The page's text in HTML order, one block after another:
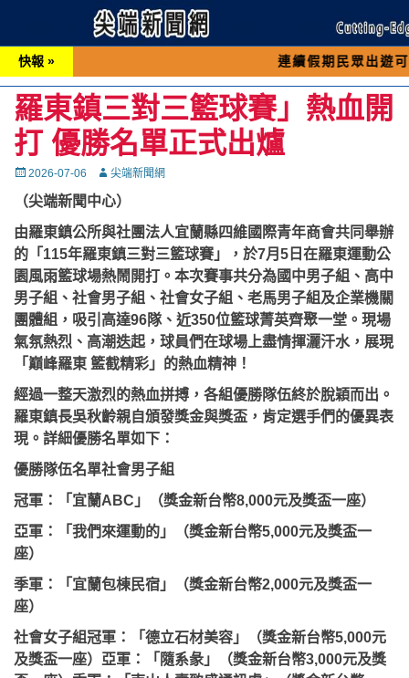
快報 » 連續假期民眾出遊可先撥打交通
羅東鎮三對三籃球賽」熱血開
打 優勝名單正式出爐
Posted
2026-07-06 Autor尖端新聞網
（尖端新聞中心）
由羅東鎮公所與社團法人宜蘭縣四維國際青年商會共同舉辦
的「115年羅東鎮三對三籃球賽」，於7月5日在羅東運動公
園風雨籃球場熱鬧開打。本次賽事共分為國中男子組、高中
男子組、社會男子組、社會女子組、老馬男子組及企業機關
團體組，吸引高達96隊、近350位籃球菁英齊聚一堂。現場
氣氛熱烈、高潮迭起，球員們在球場上盡情揮灑汗水，展現
「巔峰羅東 籃截精彩」的熱血精神！
經過一整天激烈的熱血拼搏，各組優勝隊伍終於脫穎而出。
羅東鎮長吳秋齡親自頒發獎金與獎盃，肯定選手們的優異表
現。詳細優勝名單如下：
優勝隊伍名單社會男子組
冠軍：「宜蘭ABC」（獎金新台幣8,000元及獎盃一座）
亞軍：「我們來運動的」（獎金新台幣5,000元及獎盃一
座）
季軍：「宜蘭包棟民宿」（獎金新台幣2,000元及獎盃一
座）
社會女子組冠軍：「德立石材美容」（獎金新台幣5,000元
及獎盃一座）亞軍：「隨系彖」（獎金新台幣3,000元及獎